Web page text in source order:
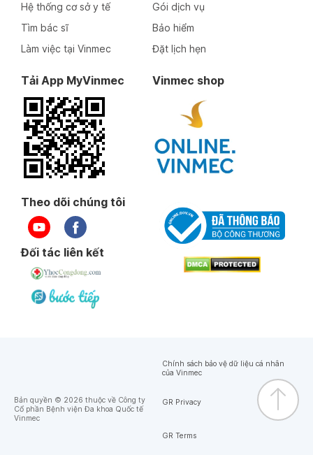
Hệ thống cơ sở y tế
Tìm bác sĩ
Làm việc tại Vinmec
Gói dịch vụ
Bảo hiểm
Đặt lịch hẹn
Tải App MyVinmec Vinmec shop
Theo dõi chúng tôi
Đối tác liên kết
Bản quyền © 2026 thuộc về Công ty
Cổ phần Bệnh viện Đa khoa Quốc tế
Vinmec
Chính sách bảo vệ dữ liệu cá nhân
của Vinmec
GR Privacy
GR Terms